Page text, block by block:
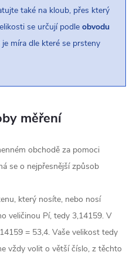
také na kloub, přes který
se určují podle obvodu
je míra dle které se prsteny
měření
obchodě za pomoci
se o nejpřesnější způsob
který nosíte, nebo nosí
veličinou Pí, tedy 3,14159. V
= 53,4. Vaše velikost tedy
vždy volit o větší číslo, z těchto